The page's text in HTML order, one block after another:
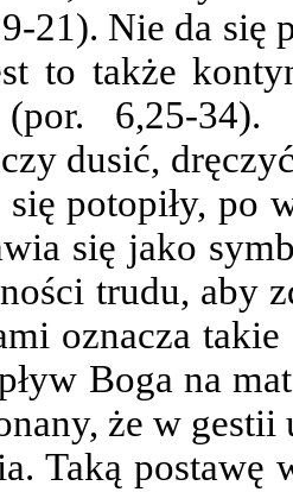
21). Nie da się
to także
6,25-34).
dusić,
potopiły, po
się jako
trudu, aby
oznacza
Boga na
że w
Taką